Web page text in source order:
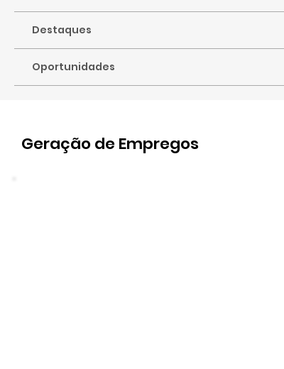
Destaques
Oportunidades
Geração de Empregos